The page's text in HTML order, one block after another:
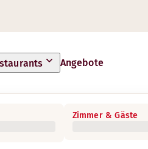
Angebote
Zimmer & Gäste